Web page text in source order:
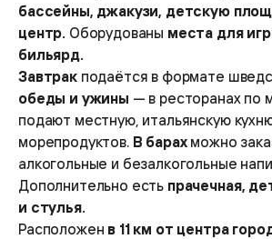
бассейны, джакузи, детскую
центр. Оборудованы места для
бильярд.
Завтракподаётся в формате
обеды и ужины — в ресторанах по
подают местную, итальянскую
морепродуктов.В барахможно
алкогольные и безалкогольные
Дополнительно есть прачечная,
и стулья.
Расположен в 11 км от центра